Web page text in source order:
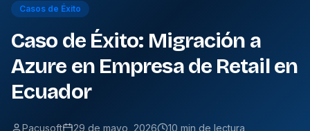
Casos de Éxito
Caso de Éxito: Migración a
Azure en Empresa de Retail en
Ecuador
Pacusoft 29 de mayo, 2026 10 min de lectura